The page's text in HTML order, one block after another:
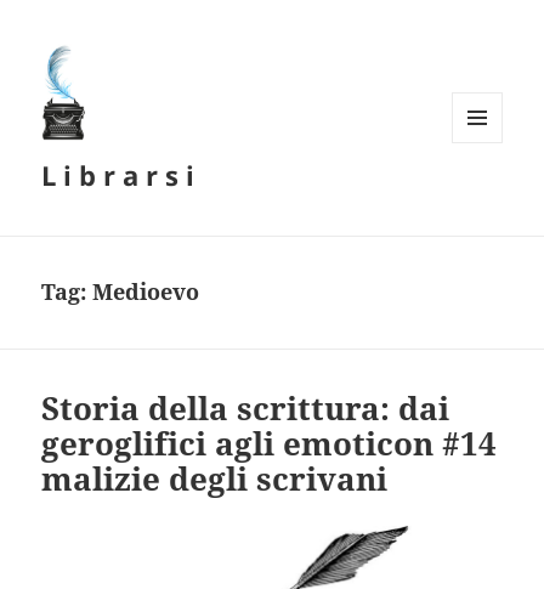
L i b r a r s i
Tag:Medioevo
Storia della scrittura: dai
geroglifici agli emoticon #14
malizie degli scrivani